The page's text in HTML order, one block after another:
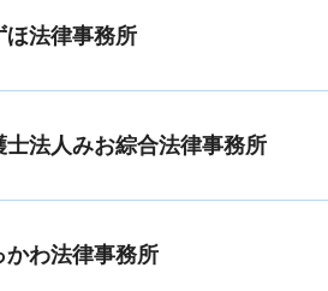
ほ法律事務所
士法人みお綜合法律事務所
かわ法律事務所